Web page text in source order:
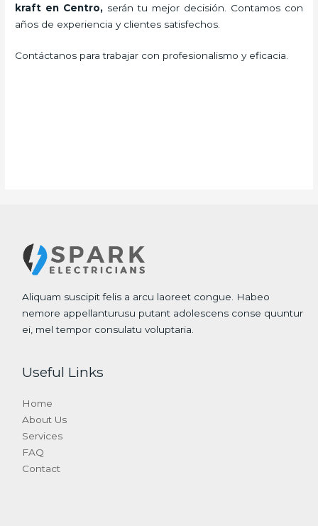
kraft en Centro, serán tu mejor decisión. Contamos con
años de experiencia y clientes satisfechos.
Contáctanos para trabajar con profesionalismo y eficacia.
Aliquam suscipit felis a arcu laoreet congue. Habeo
nemore appellanturusu putant adolescens conse quuntur
ei, mel tempor consulatu voluptaria.
Useful Links
Home
About Us
Services
FAQ
Contact